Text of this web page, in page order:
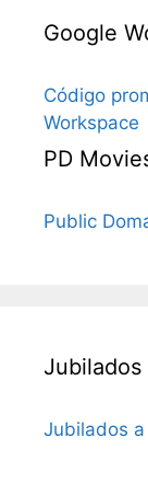
Google
Código
Workspace
PD
Public
Jubilados
Jubilados